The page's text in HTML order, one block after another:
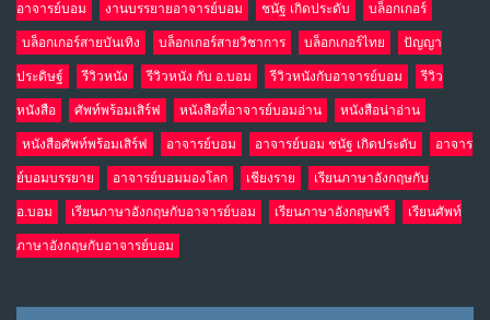
อาจารย์บอม งานบรรยายอาจารย์บอม ชนัฐ เกิดประดับ บล็อกเกอร์
บล็อกเกอร์สายบันเทิง บล็อกเกอร์สายวิชาการ บล็อกเกอร์ไทย ปัญญา
ประดิษฐ์ รีวิวหนัง รีวิวหนัง กับ อ.บอม รีวิวหนังกับอาจารย์บอม รีวิว
หนังสือ ศัพท์พร้อมเสิร์ฟ หนังสือที่อาจารย์บอมอ่าน หนังสือน่าอ่าน
หนังสือศัพท์พร้อมเสิร์ฟ อาจารย์บอม อาจารย์บอม ชนัฐ เกิดประดับ อาจาร
ย์บอมบรรยาย อาจารย์บอมมองโลก เชียงราย เรียนภาษาอังกฤษกับ
อ.บอม เรียนภาษาอังกฤษกับอาจารย์บอม เรียนภาษาอังกฤษฟรี เรียนศัพท์
ภาษาอังกฤษกับอาจารย์บอม